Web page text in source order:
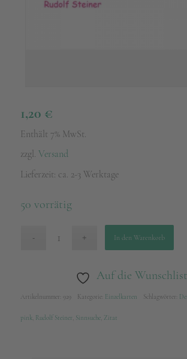
1,20 €
Enthält 7% MwSt.
zzgl. Versand
Lieferzeit: ca. 2-3 Werktage
50 vorrätig
In den Warenkorb
Auf die
Artikelnummer: 929 Kategorie: Einzelkarten Schlagwörter:
pink, Rudolf Steiner Sinnsuche, Zitat